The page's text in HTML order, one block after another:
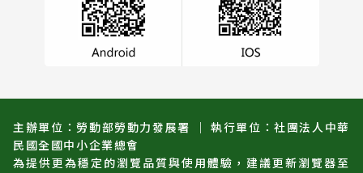
主辦單位：勞動部勞動力發展署 ｜ 執行單位：社團法人中華
民國全國中小企業總會
為提供更為穩定的瀏覽品質與使用體驗，建議更新瀏覽器至